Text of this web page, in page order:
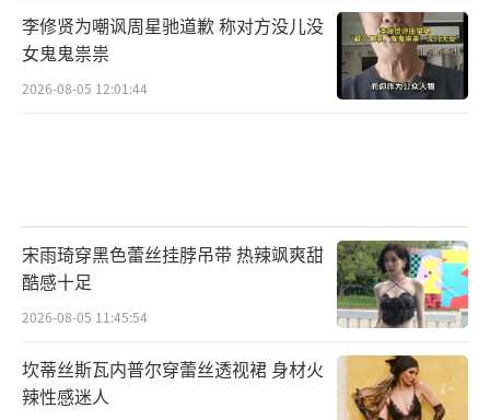
豪华票:588元
VIP票:688元
超级VIP票:1288元
李修贤为嘲讽周星驰道歉 称对方没儿没
女鬼鬼祟祟
2026-08-05 12:01:44
宋雨琦穿黑色蕾丝挂脖吊带 热辣飒爽甜
酷感十足
2026-08-05 11:45:54
坎蒂丝斯瓦内普尔穿蕾丝透视裙 身材火
辣性感迷人